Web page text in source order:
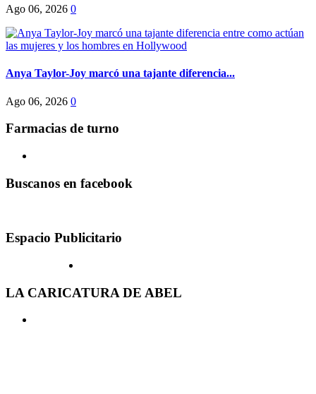
Ago 06, 2026 0
Anya Taylor-Joy marcó una tajante diferencia...
Ago 06, 2026 0
Farmacias de turno
Buscanos en facebook
Espacio Publicitario
LA CARICATURA DE ABEL